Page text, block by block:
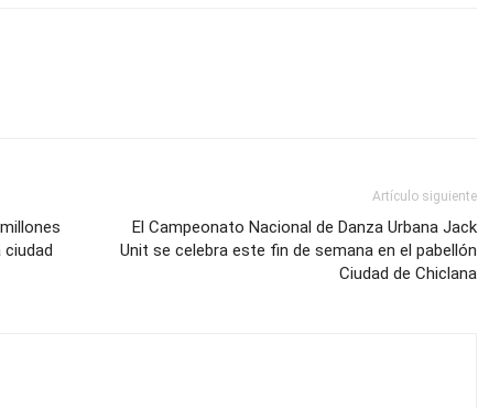
Artículo siguiente
El Campeonato Nacional de Danza Urbana Jack
Unit se celebra este fin de semana en el pabellón
Ciudad de Chiclana